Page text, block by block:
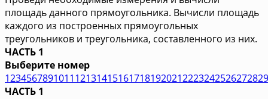
площадь данного прямоугольника. Вычисли площадь
каждого из построенных прямоугольных
треугольников и треугольника, составленного из них.
ЧАСТЬ 1
Выберите номер
1234567891011121314151617181920212223242526272829
ЧАСТЬ 1